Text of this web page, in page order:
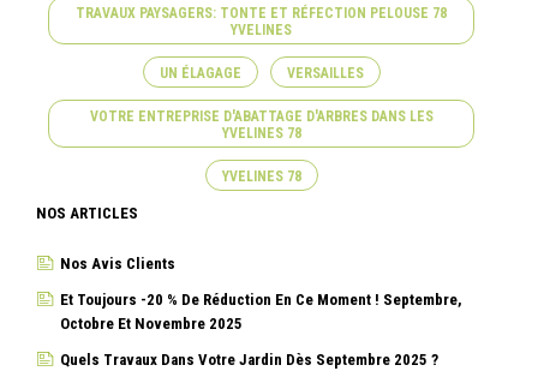
TRAVAUX PAYSAGERS: TONTE ET RÉFECTION PELOUSE 78
YVELINES
UN ÉLAGAGE VERSAILLES
VOTRE ENTREPRISE D'ABATTAGE D'ARBRES DANS LES
YVELINES 78
YVELINES 78
NOS ARTICLES
Nos Avis Clients
Et Toujours -20 % De Réduction En Ce Moment ! Septembre,
Octobre Et Novembre 2025
Quels Travaux Dans Votre Jardin Dès Septembre 2025 ?